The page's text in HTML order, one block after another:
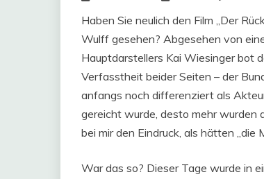
Haben Sie neulich den Film „Der
Wulff gesehen? Abgesehen von
Hauptdarstellers Kai Wiesinger bot
Verfasstheit beider Seiten – der
anfangs noch differenziert als
gereicht wurde, desto mehr wurden
bei mir den Eindruck, als hätten
War das so? Dieser Tage wurde in